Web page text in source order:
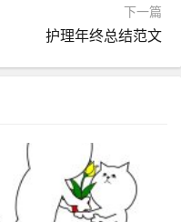
感染听众。无论是激情
，都应源自内心的真实
受到你的热情、你的思
情感联系。记住，真
触动最柔软的部分。
听众的第一印象。站
下一篇
护理年终总结范文